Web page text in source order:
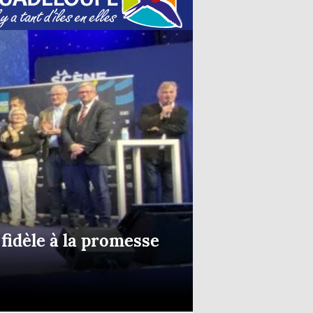
à la promesse